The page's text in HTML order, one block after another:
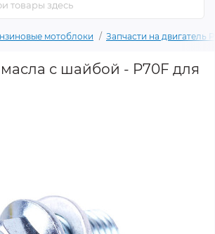
мотоблоки Запчасти на двигатель
с шайбой - P70F для